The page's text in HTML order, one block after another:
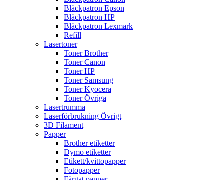
Bläckpatron Epson
Bläckpatron HP
Bläckpatron Lexmark
Refill
Lasertoner
Toner Brother
Toner Canon
Toner HP
Toner Samsung
Toner Kyocera
Toner Övriga
Lasertrumma
Laserförbrukning Övrigt
3D Filament
Papper
Brother etiketter
Dymo etiketter
Etikett/kvittopapper
Fotopapper